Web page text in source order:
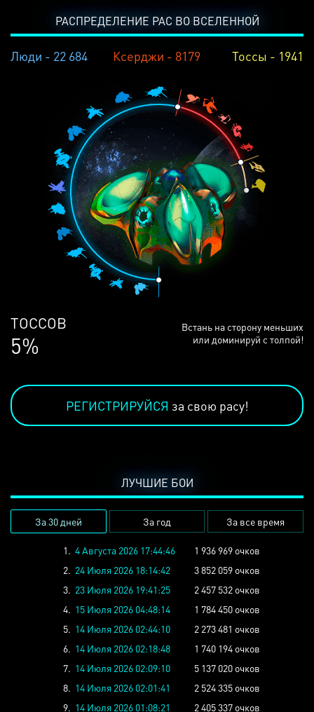
РАСПРЕДЕЛЕНИЕ РАС ВО ВСЕЛЕННОЙ
Люди - 22 684 Ксерджи - 8179 Тоссы - 1941
ЛЮДЕЙ
69%
Встань на сторону меньших
или доминируй с толпой!
РЕГИСТРИРУЙСЯ за свою расу!
ЛУЧШИЕ БОИ
За 30 дней За год За все время
1. 4 Августа 2026 17:44:46
1 936 969 очков
2. 24 Июля 2026 18:14:42
3 852 059 очков
3. 23 Июля 2026 19:41:25
2 457 532 очков
4. 15 Июля 2026 04:48:14
1 784 450 очков
5. 14 Июля 2026 02:44:10
2 273 481 очков
6. 14 Июля 2026 02:18:48
1 740 194 очков
7. 14 Июля 2026 02:09:10
5 137 020 очков
8. 14 Июля 2026 02:01:41
2 524 335 очков
9. 14 Июля 2026 01:08:21 2 405 337 очков